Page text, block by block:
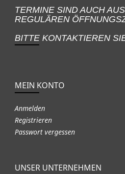
TERMINE SIND AUCH
REGULÄREN
BITTE KONTAKTIEREN
MEIN KONTO
Anmelden
Registrieren
Passwort vergessen
UNSER UNTERNEHMEN